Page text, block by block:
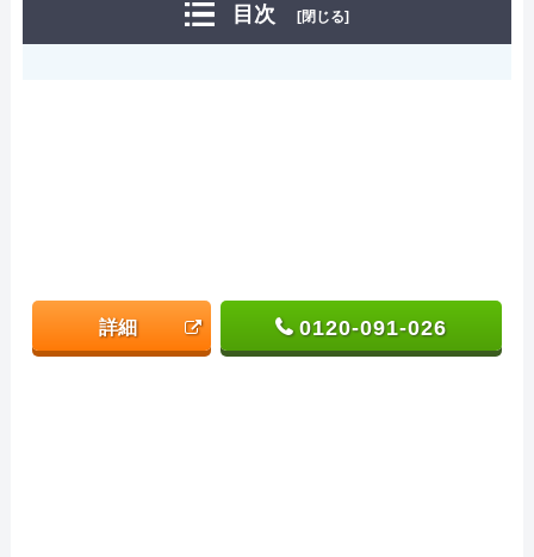
目次 [閉じる]
詳細 0120-091-026